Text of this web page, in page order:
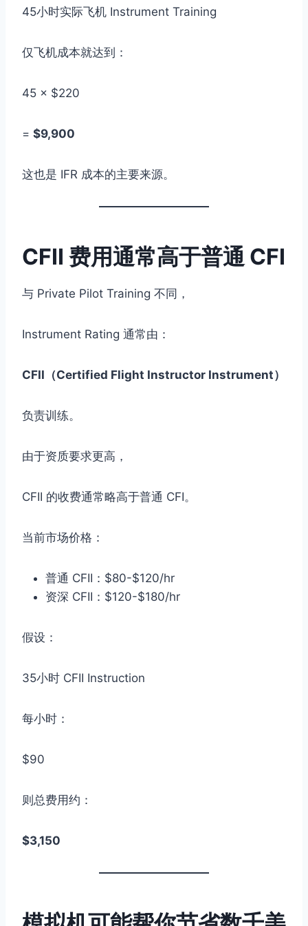
45小时实际飞机 Instrument Training
仅飞机成本就达到：
45 × $220
= $9,900
这也是 IFR 成本的主要来源。
CFII 费用通常高于普通 CFI
与 Private Pilot Training 不同，
Instrument Rating 通常由：
CFII（Certified Flight Instructor Instrument）
负责训练。
由于资质要求更高，
CFII 的收费通常略高于普通 CFI。
当前市场价格：
普通 CFII：$80-$120/hr
资深 CFII：$120-$180/hr
假设：
35小时 CFII Instruction
每小时：
$90
则总费用约：
$3,150